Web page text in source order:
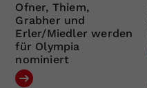
Ofner, Thiem,
Grabher und
Erler/Miedler werden
für Olympia
nominiert